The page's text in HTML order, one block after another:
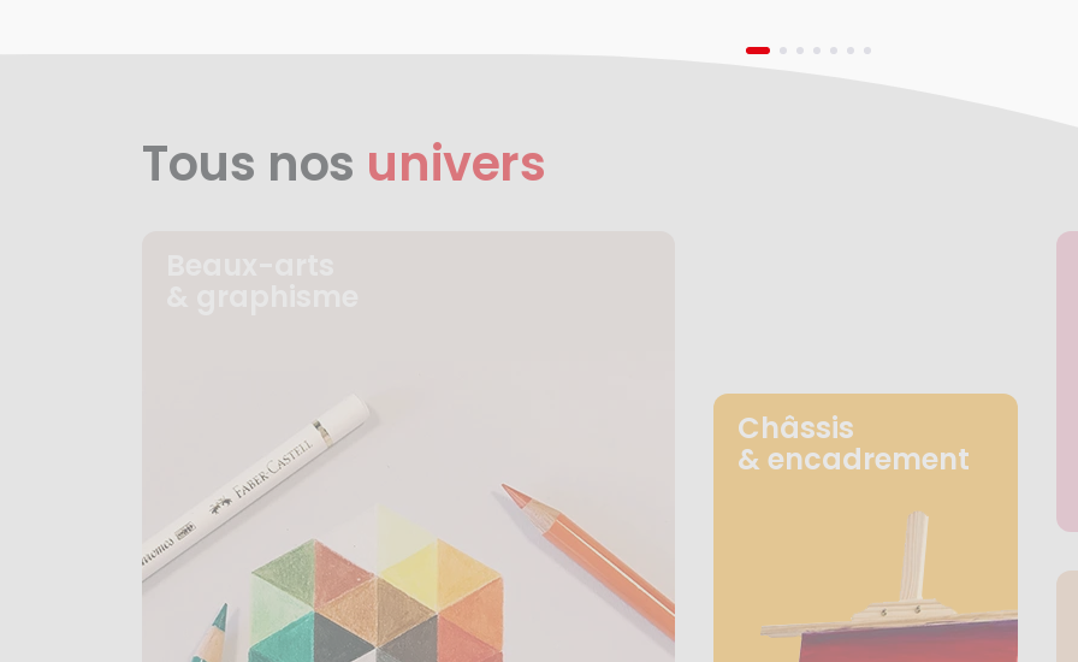
Tous nos univers
Châssis
& encadrement